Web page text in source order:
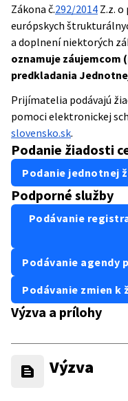
Zákona č.292/2014 Z.z.
európskych
a doplnení niektorých
oznamuje
predkladania
Prijímatelia podávajú
pomoci elektronickej
slovensko.sk.
Podanie žiadosti
Podanie jednotnej
Podporné služby
Podávanie
Podávanie agendy
Podávanie zmien
Výzva a prílohy
Výzva